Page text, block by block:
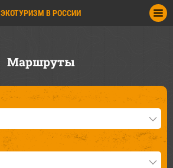
ЭКОТУРИЗМ В РОССИИ
Маршруты